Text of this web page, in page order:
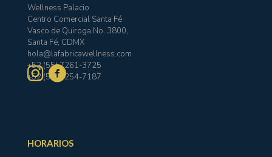
Wellness Palacio
Centro Comercial Santa Fé
Vasco de Quiroga No. 3800,
Santa Fé, CDMX
hola@lafabricawellness.com
+52 (55) 7261-3725
+52 (55) 1254-7187
HORARIOS